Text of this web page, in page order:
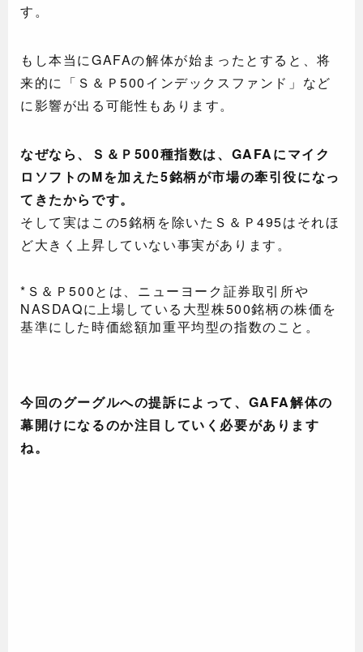
す。
もし本当にGAFAの解体が始まったとすると、将
来的に「Ｓ＆Ｐ500インデックスファンド」など
に影響が出る可能性もあります。
なぜなら、Ｓ＆Ｐ500種指数は、GAFAにマイク
ロソフトのMを加えた5銘柄が市場の牽引役になっ
てきたからです。
そして実はこの5銘柄を除いたＳ＆Ｐ495はそれほ
ど大きく上昇していない事実があります。
*Ｓ＆Ｐ500とは、ニューヨーク証券取引所や
NASDAQに上場している大型株500銘柄の株価を
基準にした時価総額加重平均型の指数のこと。
今回のグーグルへの提訴によって、GAFA解体の
幕開けになるのか注目していく必要があります
ね。